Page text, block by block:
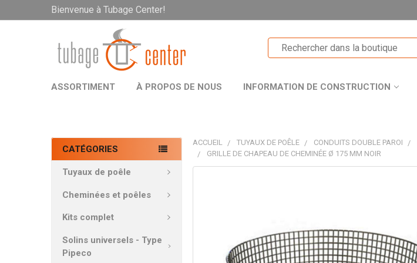
Bienvenue à Tubage Center!
ASSORTIMENT À PROPOS DE NOUS INFORMATION DE CONSTRUCTION
CATÉGORIES
Tuyaux de poêle
Cheminées et poêles
Kits complet
Solins universels - Type
Pipeco
ACCUEIL TUYAUX DE POÊLE CONDUITS DOUBLE PAROI
GRILLE DE CHAPEAU DE CHEMINÉE Ø 175 MM NOIR
TOUT
SÉLECTIONNER